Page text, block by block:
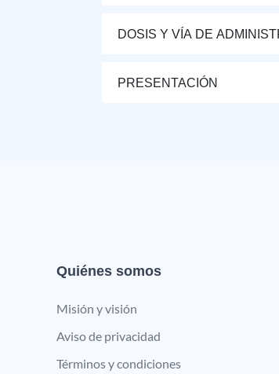
DOSIS Y VÍA DE
PRESENTACIÓN
Quiénes somos
Misión y visión
Aviso de privacidad
Términos y condiciones